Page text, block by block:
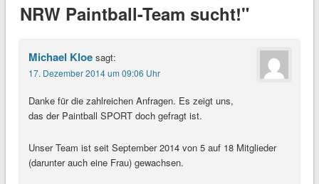
NRW Paintball-Team sucht!"
Michael Kloe sagt:
17. Dezember 2014 um 09:06 Uhr
Danke für die zahlreichen Anfragen. Es zeigt uns,
das der Paintball SPORT doch gefragt ist.
Unser Team ist seit September 2014 von 5 auf 18 Mitglieder
(darunter auch eine Frau) gewachsen.